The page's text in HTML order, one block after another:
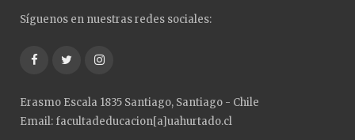
Síguenos en nuestras redes sociales:
FacebookTwitterInstagram
Erasmo Escala 1835 Santiago, Santiago - Chile
Email: facultadeducacion[a]uahurtado.cl